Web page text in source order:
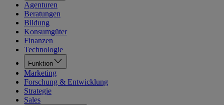
Agenturen
Beratungen
Bildung
Konsumgüter
Finanzen
Technologie
Funktion
Marketing
Forschung & Entwicklung
Strategie
Sales